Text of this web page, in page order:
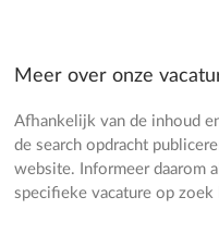
Meer over onze
Afhankelijk van de inhoud
de search opdracht
website. Informeer daarom
specifieke vacature op zoek